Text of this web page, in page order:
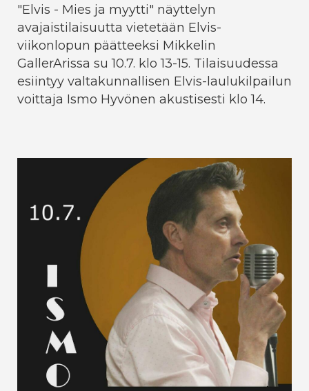
"Elvis - Mies ja myytti" näyttelyn
avajaistilaisuutta vietetään Elvis-
viikonlopun päätteeksi Mikkelin
GallerArissa su 10.7. klo 13-15. Tilaisuudessa
esiintyy valtakunnallisen Elvis-laulukilpailun
voittaja Ismo Hyvönen akustisesti klo 14.